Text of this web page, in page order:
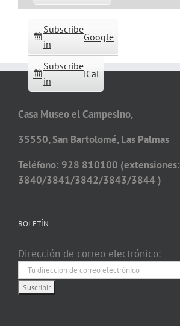
Subscribe
in
Google
Subscribe
in
iCal
Casa Museo el Campesino,
35550, San Bartolomé, Las Palmas
Teléfono: 928 810100 (extensiones:
3840/3841/3842/3843/3844 )
BOLETÍN
Dirección de correo electrónico: